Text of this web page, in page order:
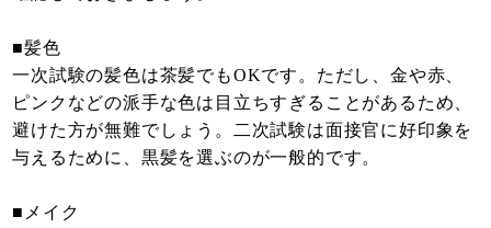
■髪色
一次試験の髪色は茶髪でもOKです。ただし、金や赤、
ピンクなどの派手な色は目立ちすぎることがあるため、
避けた方が無難でしょう。二次試験は面接官に好印象を
与えるために、黒髪を選ぶのが一般的です。
■メイク